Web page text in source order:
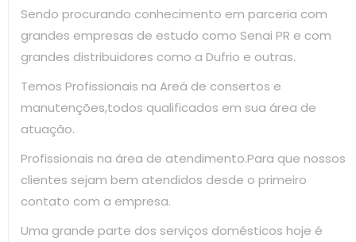
Sendo procurando conhecimento em parceria com
grandes empresas de estudo como Senai PR e com
grandes distribuidores como a Dufrio e outras.
Temos Profissionais na Areá de consertos e
manutenções,todos qualificados em sua área de
atuação.
Profissionais na área de atendimento.Para que nossos
clientes sejam bem atendidos desde o primeiro
contato com a empresa.
Uma grande parte dos serviços domésticos hoje é